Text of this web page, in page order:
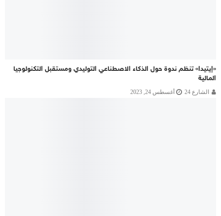
«إيتيدا» تنظم ندوة حول الذكاء الاصطناعي التوليدي ومستقبل التكنولوجيا
المالية
الشارع 24 أغسطس 24, 2023